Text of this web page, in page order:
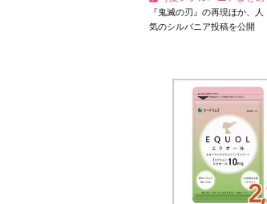
『鬼滅の刃』の再現ほか、人
気のシルバニア投稿を公開